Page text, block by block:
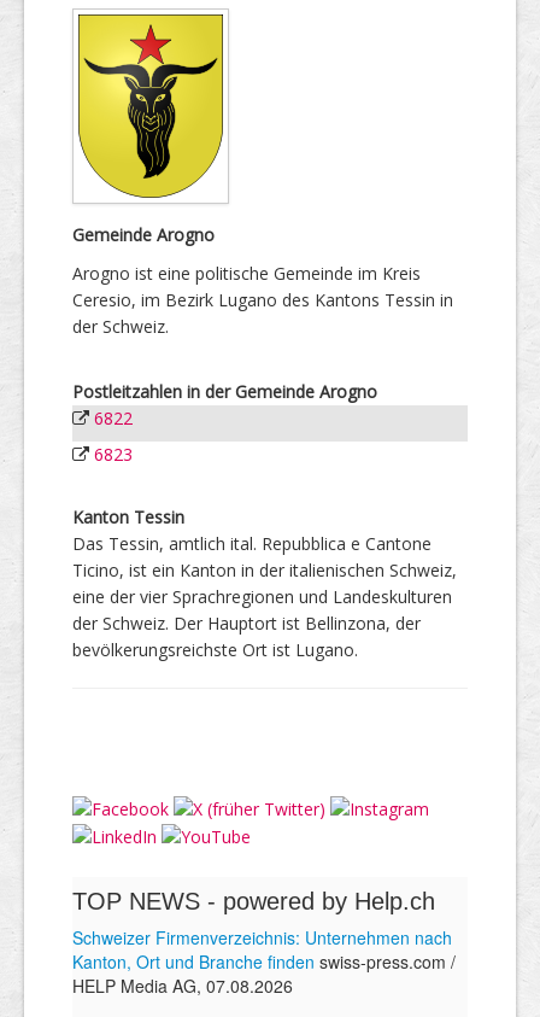
Gemeinde Arogno
Arogno ist eine politische Gemeinde im Kreis
Ceresio, im Bezirk Lugano des Kantons Tessin in
der Schweiz.
Postleitzahlen in der Gemeinde Arogno
6822
6823
Kanton Tessin
Das Tessin, amtlich ital. Repubblica e Cantone
Ticino, ist ein Kanton in der italienischen Schweiz,
eine der vier Sprachregionen und Landeskulturen
der Schweiz. Der Hauptort ist Bellinzona, der
bevölkerungsreichste Ort ist Lugano.